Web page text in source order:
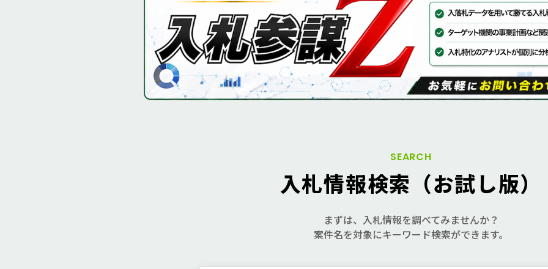
SEARCH
入札情報検索（お試し版）
まずは、入札情報を調べてみませんか？
案件名を対象にキーワード検索ができます。